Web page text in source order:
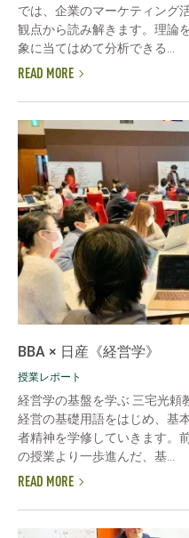
では、企業のマーケティング
観点から読み解きます。理論
象に当てはめて分析できる...
READ MORE
BBA × 日産《経営学》
授業レポート
経営学の基盤を学ぶ 三宅光頼
経営の基礎用語をはじめ、基
者精神を学修していきます。
の授業より一歩進んだ、基...
READ MORE